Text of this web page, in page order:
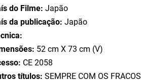
do Filme:Japão
da publicação:Japão
52 cm X 73 cm (V)
CE 2058
títulos:SEMPRE COM OS FRACOS